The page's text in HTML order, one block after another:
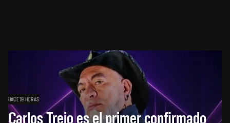
HACE 19 HORAS
Carlos Trejo es el primer confirmado